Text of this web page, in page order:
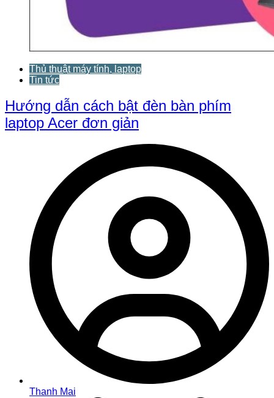
Thủ thuật máy tính, laptop
Tin tức
Hướng dẫn cách bật đèn bàn phím
laptop Acer đơn giản
Thanh Mai